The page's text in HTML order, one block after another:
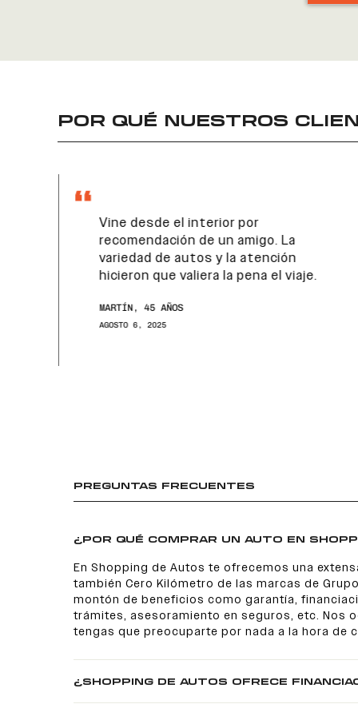
POR QUÉ NUESTROS
Vine desde el interior por
recomendación de un amigo. La
variedad de autos y la atención
hicieron que valiera la pena el viaje.
MARTÍN, 45 AÑOS
AGOSTO 6, 2025
PREGUNTAS FRECUENTES
¿POR QUÉ COMPRAR UN AUTO EN
En Shopping de Autos te ofrecemos una
también Cero Kilómetro de las marcas de
montón de beneficios como garantía,
trámites, asesoramiento en seguros, etc. Nos
tengas que preocuparte por nada a la hora de
¿SHOPPING DE AUTOS OFRECE